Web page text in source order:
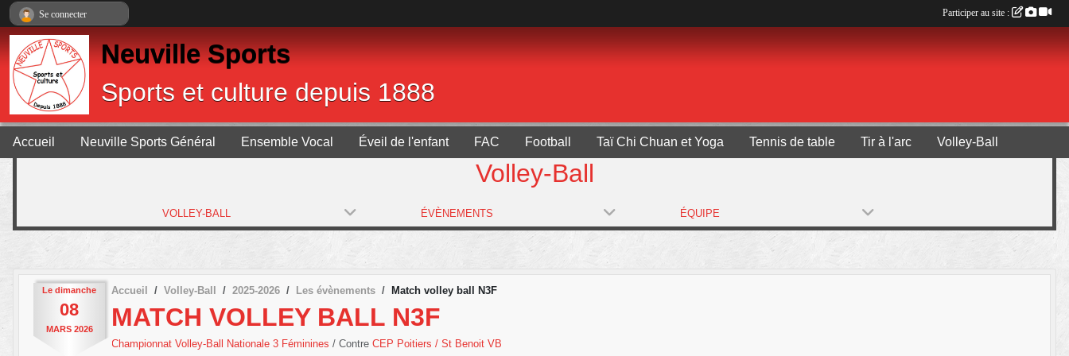
Neuville Sports
Sports et culture depuis 1888
Accueil Neuville Sports Général Ensemble Vocal Éveil de l'enfant FAC Football Taï Chi Chuan et Yoga Tennis de table Tir à l'arc Volley-Ball
Volley-Ball
VOLLEY-BALL ÉVÈNEMENTS ÉQUIPE
Le dimanche
08
MARS 2026
Accueil Volley-Ball 2025-2026 Les évènements Match volley ball N3F
MATCH VOLLEY BALL N3F
Championnat Volley-Ball Nationale 3 Féminines / Contre CEP Poitiers / St Benoit VB
Se connecter Participer au site :
Panneau de gestion des cookies